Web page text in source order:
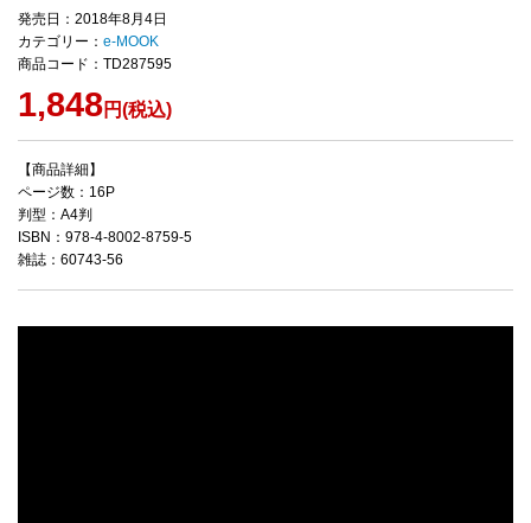
発売日：2018年8月4日
カテゴリー： e-MOOK
商品コード：TD287595
1,848円(税込)
【商品詳細】
ページ数：16P
判型：A4判
ISBN：978-4-8002-8759-5
雑誌：60743-56